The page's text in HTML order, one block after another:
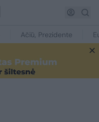
Ačiū, Prezidente